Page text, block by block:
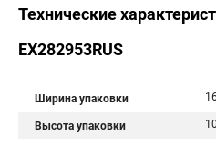
Технические
EX282953RUS
Ширина упаковки
Высота упаковки